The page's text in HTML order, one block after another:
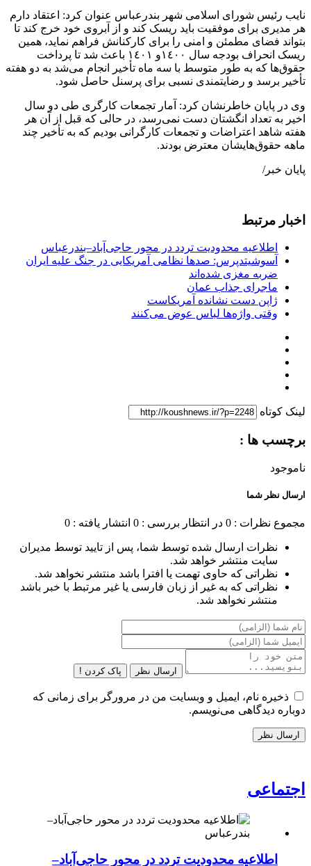
نایب رئیس شورای اسلامی شهر بندرعباس عنوان کرد: اعتقاد دارم
هر مدیری برای موفقیت باید ریسک کند و از آبروی خود خرج کند تا
بتواند فضای مطمئن و امنی را برای کارکنانش فراهم نماید، همین
ریسک انحراف بودجه سال ١٤٠٠و ١٤٠١ باعث شد تا پرداخت
حقوق‌ها که به طور متوسط با سه ماه تأخیر انجام می‌شد به دو هفته
تأخیر برسد و رضایتمندی نسبی برای پرسنل حاصل شود.
وی در پایان خاطرنشان کرد: آمار تجمعات کارگری طی دو سال
اخیر به تعداد انگشتان دست نمی‌رسد، در حالی که قبل از آن هر
هفته شاهد اعتراضات و تجمعات کارگرانی بودیم که به تأخیر چند
ماهه حقوق‌هایشان معترض بودند.
پایان خبر/
اخبار مرتبط
اطلاعیه محدودیت تردد در محور حاجی‌آباد–بندرعباس
آسوشیتدپرس: صدها نظامی آمریکایی در جنگ علیه ایران
ضربه مغزی شده‌اند
ماجرای جذاب عمان
ژاپن دست نشانده آمریکاست
وقتی واژه‌ها لباس عوض می‌کنند
لینک کوتاه
برچسب ها :
ناموجود
ارسال نظر شما
مجموع نظرات : 0 در انتظار بررسی : 0 انتشار یافته : 0
نظرات ارسال شده توسط شما، پس از تایید توسط مدیران
سایت منتشر خواهد شد.
نظراتی که حاوی تهمت یا افترا باشد منتشر نخواهد شد.
نظراتی که به غیر از زبان فارسی یا غیر مرتبط با خبر باشد
منتشر نخواهد شد.
ارسال نظر پاک کردن !
ذخیره نام، ایمیل و وبسایت من در مرورگر برای زمانی که
دوباره دیدگاهی می‌نویسم.
اجتماعی
اطلاعیه محدودیت تردد در محور حاجی‌آباد–